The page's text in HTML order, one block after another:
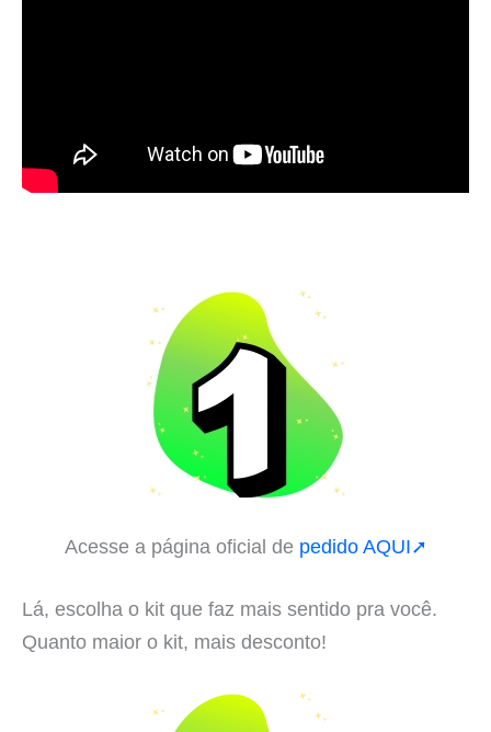
Acesse a página oficial de pedido AQUI➚
Lá, escolha o kit que faz mais sentido pra você.
Quanto maior o kit, mais desconto!